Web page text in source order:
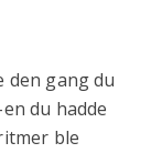
gang du
du hadde
ble